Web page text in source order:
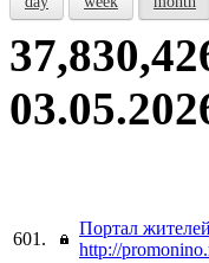
601.
Портал
http://